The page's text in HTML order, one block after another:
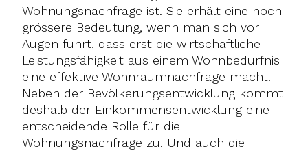
Wohnungsnachfrage ist. Sie erhält eine noch
grössere Bedeutung, wenn man sich vor
Augen führt, dass erst die wirtschaftliche
Leistungsfähigkeit aus einem Wohnbedürfnis
eine effektive Wohnraumnachfrage macht.
Neben der Bevölkerungsentwicklung kommt
deshalb der Einkommensentwicklung eine
entscheidende Rolle für die
Wohnungsnachfrage zu. Und auch die